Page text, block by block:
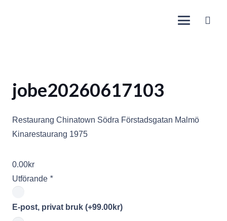
jobe20260617103
Restaurang Chinatown Södra Förstadsgatan Malmö
Kinarestaurang 1975
0.00kr
Utförande *
E-post, privat bruk (+99.00kr)